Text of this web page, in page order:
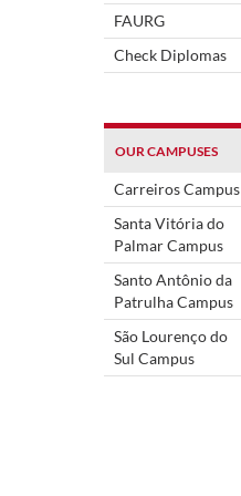
FAURG
Check Diplomas
OUR CAMPUSES
Carreiros Campus
Santa Vitória do
Palmar Campus
Santo Antônio da
Patrulha Campus
São Lourenço do
Sul Campus